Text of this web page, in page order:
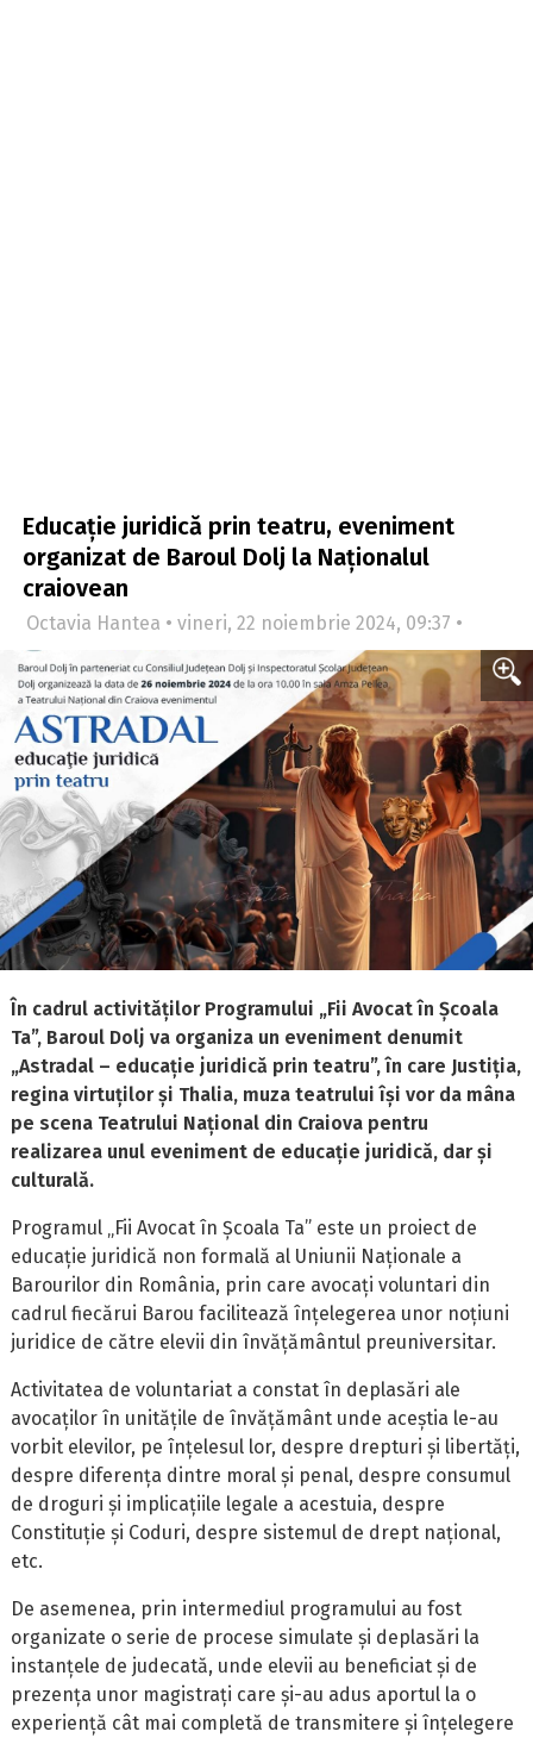
Educație juridică prin teatru, eveniment
organizat de Baroul Dolj la Naționalul
craiovean
Octavia Hantea • vineri, 22 noiembrie 2024, 09:37 •
În cadrul activităților Programului „Fii Avocat în Școala
Ta”, Baroul Dolj va organiza un eveniment denumit
„Astradal – educație juridică prin teatru”, în care Justiția,
regina virtuților și Thalia, muza teatrului își vor da mâna
pe scena Teatrului Național din Craiova pentru
realizarea unul eveniment de educație juridică, dar și
culturală.
Programul „Fii Avocat în Școala Ta” este un proiect de
educație juridică non formală al Uniunii Naționale a
Barourilor din România, prin care avocați voluntari din
cadrul fiecărui Barou facilitează înțelegerea unor noțiuni
juridice de către elevii din învățământul preuniversitar.
Activitatea de voluntariat a constat în deplasări ale
avocaților în unitățile de învățământ unde aceștia le-au
vorbit elevilor, pe înțelesul lor, despre drepturi și libertăți,
despre diferența dintre moral și penal, despre consumul
de droguri și implicațiile legale a acestuia, despre
Constituție și Coduri, despre sistemul de drept național,
etc.
De asemenea, prin intermediul programului au fost
organizate o serie de procese simulate și deplasări la
instanțele de judecată, unde elevii au beneficiat și de
prezența unor magistrați care și-au adus aportul la o
experiență cât mai completă de transmitere și înțelegere